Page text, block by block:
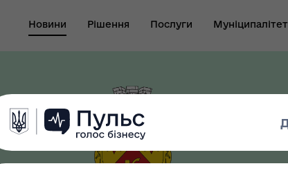
Новини Рішення Послуги Муніципалітет
міського
міської